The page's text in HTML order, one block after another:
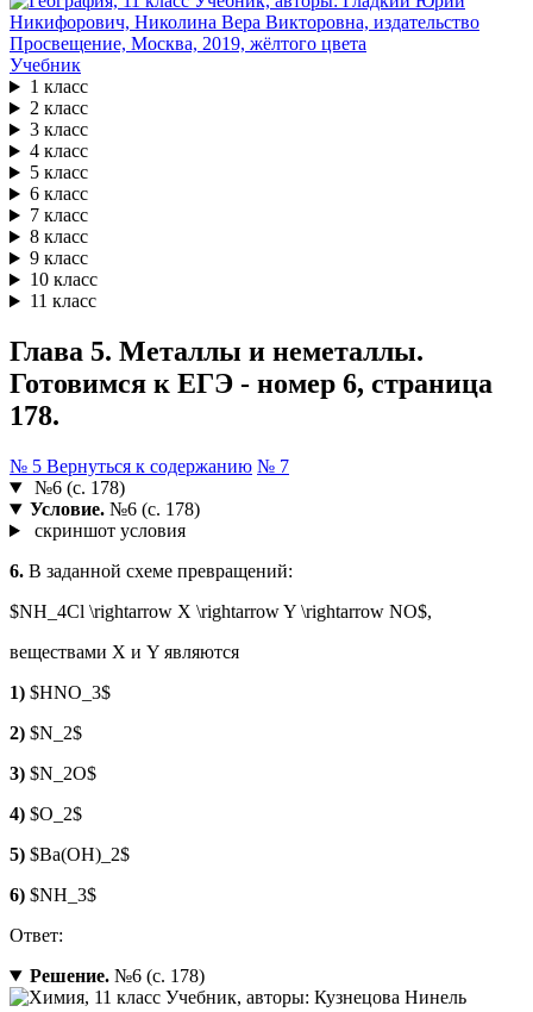
Учебник
1 класс
2 класс
3 класс
4 класс
5 класс
6 класс
7 класс
8 класс
9 класс
10 класс
11 класс
Глава 5. Металлы и неметаллы.
Готовимся к ЕГЭ - номер 6, страница
178.
№ 5 Вернуться к содержанию № 7
№6 (с. 178)
Условие.№6 (с. 178)
скриншот условия
6. В заданной схеме превращений:
$NH_4Cl \rightarrow X \rightarrow Y \rightarrow NO$,
веществами X и Y являются
1) $HNO_3$
2) $N_2$
3) $N_2O$
4) $O_2$
5) $Ba(OH)_2$
6) $NH_3$
Ответ:
Решение.№6 (с. 178)